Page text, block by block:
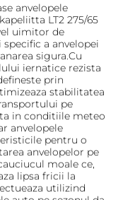
anvelopele
LT2 275/65
uimitor de
a anvelopei
sigura.Cu
iernatice rezista
prin
stabilitatea
pe
in conditiile meteo
anvelopele
pentru o
anvelopelor pe
moale ce,
lipsa fricii la
utilizind